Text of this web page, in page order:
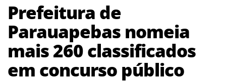
Prefeitura de
Parauapebas nomeia
mais 260 classificados
em concurso público